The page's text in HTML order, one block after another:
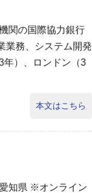
関の国際協力銀行
業務、システム開発
年）、ロンドン（3
本文はこちら
知県 ※オンライン